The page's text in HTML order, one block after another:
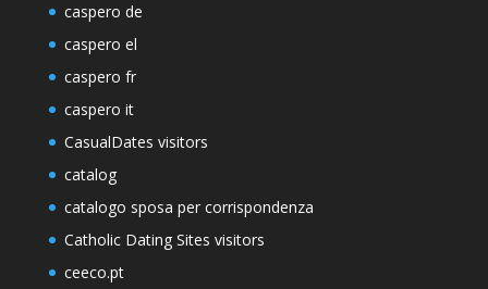
caspero de
caspero el
caspero fr
caspero it
CasualDates visitors
catalog
catalogo sposa per corrispondenza
Catholic Dating Sites visitors
ceeco.pt